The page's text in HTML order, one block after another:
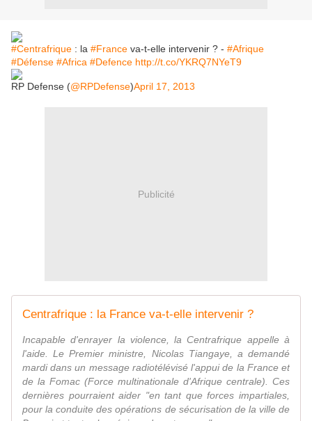
#Centrafrique : la #France va-t-elle intervenir ? - #Afrique
#Défense #Africa #Defence http://t.co/YKRQ7NYeT9
RP Defense (@RPDefense)April 17, 2013
Publicité
Centrafrique : la France va-t-elle intervenir ?
Incapable d'enrayer la violence, la Centrafrique appelle à
l'aide. Le Premier ministre, Nicolas Tiangaye, a demandé
mardi dans un message radiotélévisé l'appui de la France et
de la Fomac (Force multinationale d'Afrique centrale). Ces
dernières pourraient aider "en tant que forces impartiales,
pour la conduite des opérations de sécurisation de la ville de